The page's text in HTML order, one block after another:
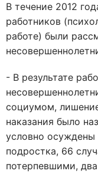
В течение 2012
работников
работе) были
- В результате
социумом,
наказания было
условно
подростка, 66
потерпевшими,